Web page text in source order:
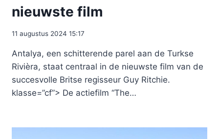
nieuwste film
11 augustus 2024 15:17
Antalya, een schitterende parel aan de Turkse
Rivièra, staat centraal in de nieuwste film van de
succesvolle Britse regisseur Guy Ritchie.
klasse=”cf”> De actiefilm “The…